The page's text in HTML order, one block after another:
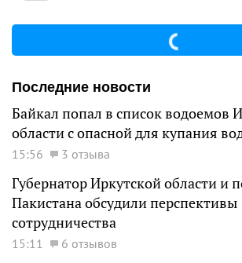
Последние новости
Байкал попал в список водоемов
области с опасной для купания
15:56 3 отзыва
Губернатор Иркутской области и
Пакистана обсудили перспективы
сотрудничества
15:11 6 отзывов